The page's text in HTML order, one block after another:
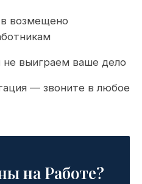
возмещено
не выиграем ваше дело
— звоните в любое
на Работе?